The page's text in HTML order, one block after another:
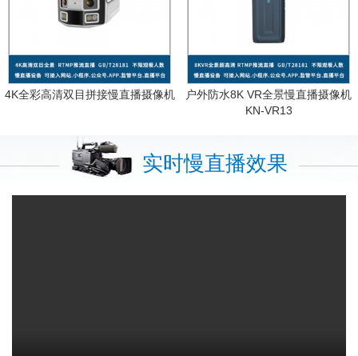
4K全彩高清双目拼接慢直播摄像机
户外防水8K VR全景慢直播摄像机
KN-VR13
实时慢直播效果